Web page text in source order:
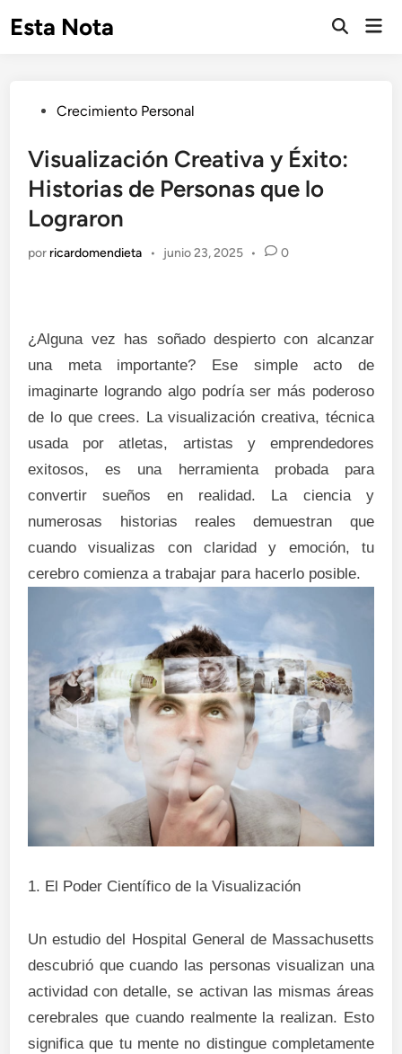
Esta Nota
Abrir
Publicado
Crecimiento Personal
Visualización Creativa y Éxito:
Historias de Personas que lo
Lograron
por ricardomendieta • junio 23, 2025 • 0
¿Alguna vez has soñado despierto con alcanzar
una meta importante? Ese simple acto de
imaginarte logrando algo podría ser más poderoso
de lo que crees. La visualización creativa, técnica
usada por atletas, artistas y emprendedores
exitosos, es una herramienta probada para
convertir sueños en realidad. La ciencia y
numerosas historias reales demuestran que
cuando visualizas con claridad y emoción, tu
cerebro comienza a trabajar para hacerlo posible.
1. El Poder Científico de la Visualización
Un estudio del Hospital General de Massachusetts
descubrió que cuando las personas visualizan una
actividad con detalle, se activan las mismas áreas
cerebrales que cuando realmente la realizan. Esto
significa que tu mente no distingue completamente